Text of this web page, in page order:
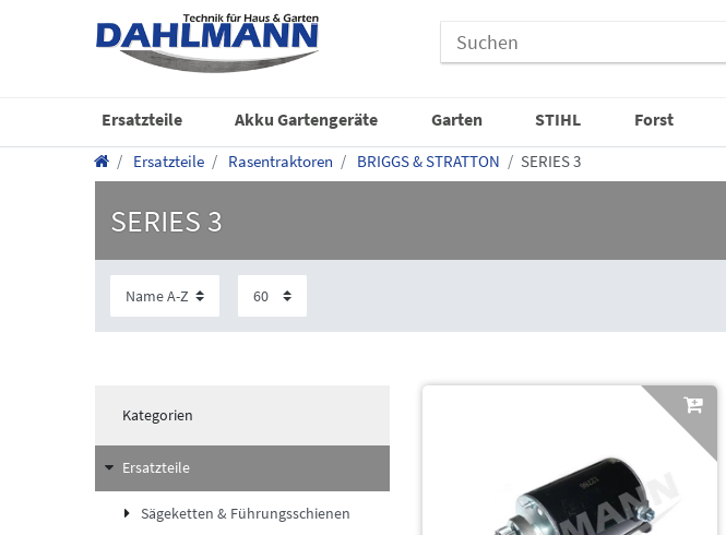
Ersatzteile Akku Gartengeräte Garten STIHL Forst
Ersatzteile Rasentraktoren BRIGGS & STRATTON SERIES 3
SERIES 3
Kategorien
Ersatzteile
Sägeketten & Führungsschienen